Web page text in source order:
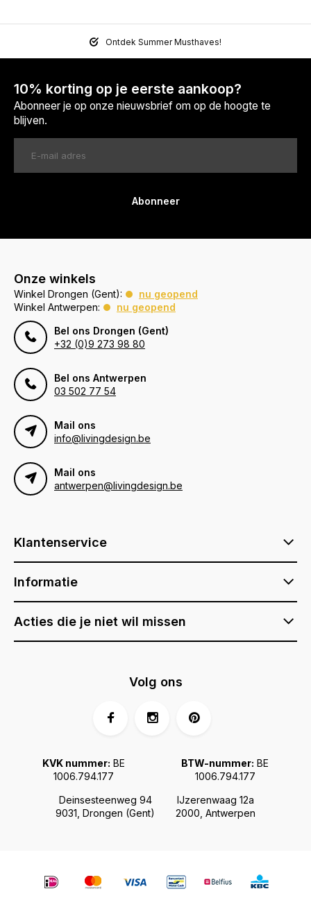
Ontdek Summer Musthaves!
10% korting op je eerste aankoop?
Abonneer je op onze nieuwsbrief om op de hoogte te
blijven.
Abonneer
Onze winkels
Winkel Drongen (Gent):
nu geopend
Winkel Antwerpen:
nu geopend
Bel ons Drongen (Gent)
+32 (0)9 273 98 80
Bel ons Antwerpen
03 502 77 54
Mail ons
info@livingdesign.be
Mail ons
antwerpen@livingdesign.be
Klantenservice
Informatie
Acties die je niet wil missen
Deinsesteenweg 94
9031, Drongen (Gent)
IJzerenwaag 12a
2000, Antwerpen
KVK nummer: BE
1006.794.177
BTW-nummer: BE
1006.794.177
Volg ons